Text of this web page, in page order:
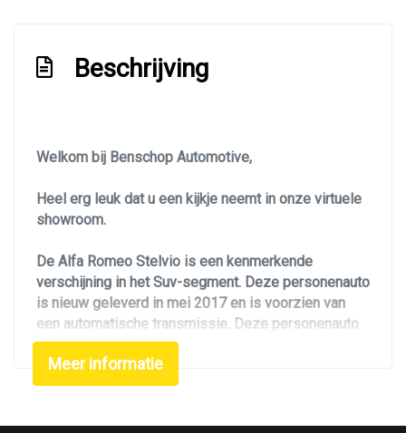
Glazen schuifdak
Koplampreiniging
Led dagrijverlichting
Lichtmetalen velgen 20"
Metaalkleur
Metaalkleur parelmoer
Mistlampen voor
Panoramadak
Beschrijving
Welkom bij Benschop Automotive,
Heel erg leuk dat u een kijkje neemt in onze virtuele
showroom.
De Alfa Romeo Stelvio is een kenmerkende
verschijning in het Suv-segment. Deze personenauto
is nieuw geleverd in mei 2017 en is voorzien van
een automatische transmissie. Deze personenauto
heeft slechts 36149 km gereden. Alle
servicebeurten zijn uitgevoerd. De laatste
onderhoudsbeurt dateert van juni 2025 bij 35.602 km.
binnen en buiten in zeer nette staat. Uiteraard is
Meer informatie